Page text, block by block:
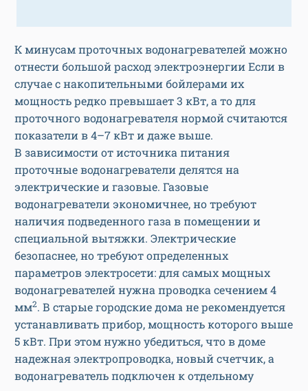
К минусам проточных водонагревателей можно
отнести большой расход электроэнергии Если в
случае с накопительными бойлерами их
мощность редко превышает 3 кВт, а то для
проточного водонагревателя нормой считаются
показатели в 4–7 кВт и даже выше.
В зависимости от источника питания
проточные водонагреватели делятся на
электрические и газовые. Газовые
водонагреватели экономичнее, но требуют
наличия подведенного газа в помещении и
специальной вытяжки. Электрические
безопаснее, но требуют определенных
параметров электросети: для самых мощных
водонагревателей нужна проводка сечением 4
мм2. В старые городские дома не рекомендуется
устанавливать прибор, мощность которого выше
5 кВт. При этом нужно убедиться, что в доме
надежная электропроводка, новый счетчик, а
водонагреватель подключен к отдельному